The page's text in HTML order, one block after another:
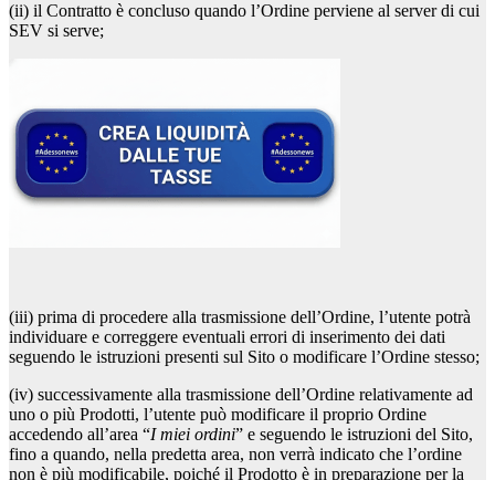
(ii) il Contratto è concluso quando l’Ordine perviene al server di cui
SEV si serve;
(iii) prima di procedere alla trasmissione dell’Ordine, l’utente potrà
individuare e correggere eventuali errori di inserimento dei dati
seguendo le istruzioni presenti sul Sito o modificare l’Ordine stesso;
(iv) successivamente alla trasmissione dell’Ordine relativamente ad
uno o più Prodotti, l’utente può modificare il proprio Ordine
accedendo all’area “I miei ordini” e seguendo le istruzioni del Sito,
fino a quando, nella predetta area, non verrà indicato che l’ordine
non è più modificabile, poiché il Prodotto è in preparazione per la